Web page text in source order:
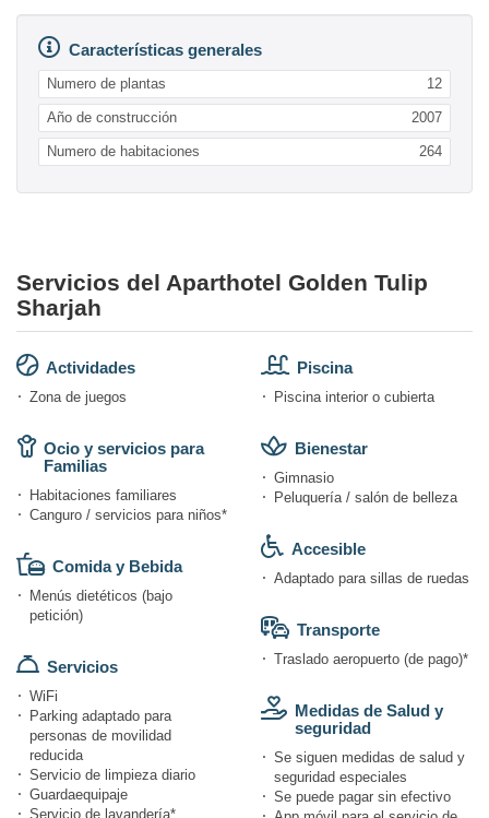
Características generales
Numero de plantas 12
Año de construcción 2007
Numero de habitaciones 264
Servicios del Aparthotel Golden Tulip
Sharjah
Actividades
Zona de juegos
Ocio y servicios para
Familias
Habitaciones familiares
Canguro / servicios para niños*
Comida y Bebida
Menús dietéticos (bajo
petición)
Servicios
WiFi
Parking adaptado para
personas de movilidad
reducida
Servicio de limpieza diario
Guardaequipaje
Servicio de lavandería*
Piscina
Piscina interior o cubierta
Bienestar
Gimnasio
Peluquería / salón de belleza
Accesible
Adaptado para sillas de ruedas
Transporte
Traslado aeropuerto (de pago)*
Medidas de Salud y
seguridad
Se siguen medidas de salud y
seguridad especiales
Se puede pagar sin efectivo